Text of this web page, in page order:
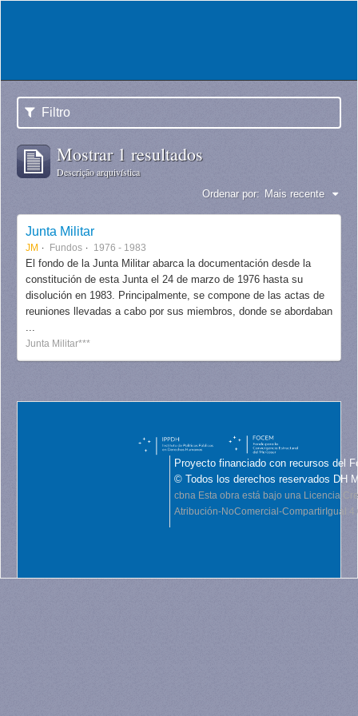
Filtro
Mostrar 1 resultados
Descrição arquivística
Ordenar por: Mais recente
Junta Militar
JM Fundos 1976 - 1983
El fondo de la Junta Militar abarca la documentación desde la
constitución de esta Junta el 24 de marzo de 1976 hasta su
disolución en 1983. Principalmente, se compone de las actas de
reuniones llevadas a cabo por sus miembros, donde se abordaban
...
Junta Militar***
Proyecto financiado con recursos del
© Todos los derechos reservados DH
cbna Esta obra está bajo una Licencia
Atribución-NoComercial-CompartirIgual